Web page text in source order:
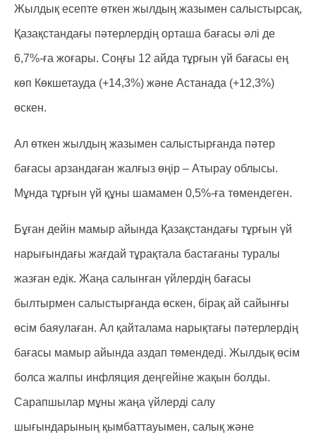
Жылдық есепте өткен жылдың жазымен салыстырсақ,
Қазақстандағы пәтерлердің орташа бағасы әлі де
6,7%-ға жоғары. Соңғы 12 айда тұрғын үй бағасы ең
көп Көкшетауда (+14,3%) және Астанада (+12,3%)
өскен.
Ал өткен жылдың жазымен салыстырғанда пәтер
бағасы арзандаған жалғыз өңір – Атырау облысы.
Мұнда тұрғын үй құны шамамен 0,5%-ға төмендеген.
Бұған дейін мамыр айында Қазақстандағы тұрғын үй
нарығындағы жағдай тұрақтала бастағаны туралы
жазған едік. Жаңа салынған үйлердің бағасы
былтырмен салыстырғанда өскен, бірақ ай сайынғы
өсім баяулаған. Ал қайталама нарықтағы пәтерлердің
бағасы мамыр айында аздап төмендеді. Жылдық өсім
болса жалпы инфляция деңгейіне жақын болды.
Сарапшылар мұны жаңа үйлерді салу
шығындарының қымбаттауымен, салық және